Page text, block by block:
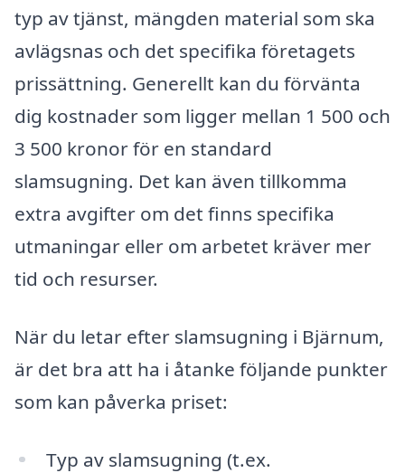
typ av tjänst, mängden material som ska
avlägsnas och det specifika företagets
prissättning. Generellt kan du förvänta
dig kostnader som ligger mellan 1 500 och
3 500 kronor för en standard
slamsugning. Det kan även tillkomma
extra avgifter om det finns specifika
utmaningar eller om arbetet kräver mer
tid och resurser.
När du letar efter slamsugning i Bjärnum,
är det bra att ha i åtanke följande punkter
som kan påverka priset:
Typ av slamsugning (t.ex.